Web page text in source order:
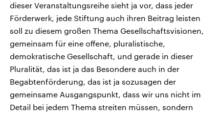
dieser Veranstaltungsreihe sieht ja vor, dass jeder
Förderwerk, jede Stiftung auch ihren Beitrag leisten
soll zu diesem großen Thema Gesellschaftsvisionen,
gemeinsam für eine offene, pluralistische,
demokratische Gesellschaft, und gerade in dieser
Pluralität, das ist ja das Besondere auch in der
Begabtenförderung, das ist ja sozusagen der
gemeinsame Ausgangspunkt, dass wir uns nicht im
Detail bei jedem Thema streiten müssen, sondern